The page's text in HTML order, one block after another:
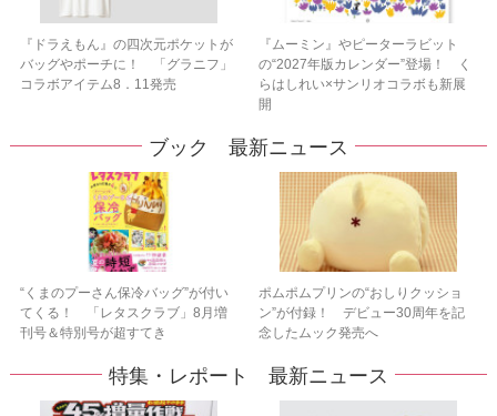
『ドラえもん』の四次元ポケットが
バッグやポーチに！ 「グラニフ」
コラボアイテム8．11発売
『ムーミン』やピーターラビット
の“2027年版カレンダー”登場！ く
らはしれい×サンリオコラボも新展
開
ブック 最新ニュース
“くまのプーさん保冷バッグ”が付い
てくる！ 「レタスクラブ」8月増
刊号＆特別号が超すてき
ポムポムプリンの“おしりクッショ
ン”が付録！ デビュー30周年を記
念したムック発売へ
特集・レポート 最新ニュース